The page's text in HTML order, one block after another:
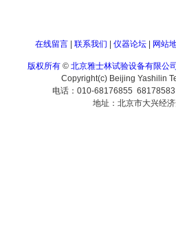
在线留言| 联系我们 仪器论坛| 网站
版权所有 © 北京雅士林试验设备有限公
Copyright(c) Beijing Yashilin
电话：010-68176855
地址：北京市大兴经